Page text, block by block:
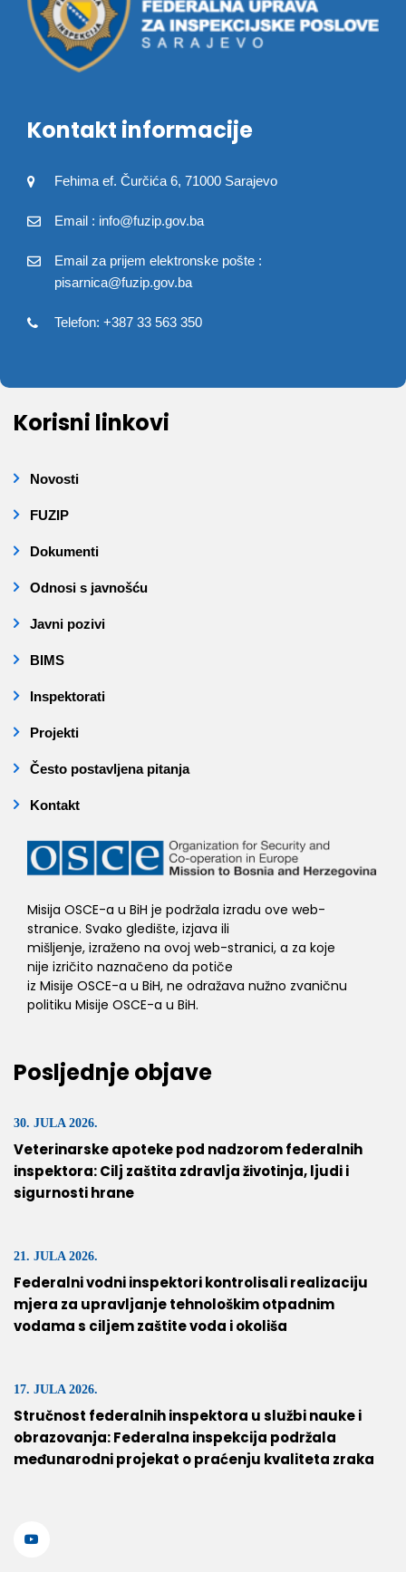
Kontakt informacije
Fehima ef. Čurčića 6, 71000 Sarajevo
Email : info@fuzip.gov.ba
Email za prijem elektronske pošte :
pisarnica@fuzip.gov.ba
Telefon: +387 33 563 350
Korisni linkovi
Novosti
FUZIP
Dokumenti
Odnosi s javnošću
Javni pozivi
BIMS
Inspektorati
Projekti
Često postavljena pitanja
Kontakt
Misija OSCE-a u BiH je podržala izradu ove web-
stranice. Svako gledište, izjava ili
mišljenje, izraženo na ovoj web-stranici, a za koje
nije izričito naznačeno da potiče
iz Misije OSCE-a u BiH, ne odražava nužno zvaničnu
politiku Misije OSCE-a u BiH.
Posljednje objave
30. JULA 2026.
Veterinarske apoteke pod nadzorom federalnih
inspektora: Cilj zaštita zdravlja životinja, ljudi i
sigurnosti hrane
21. JULA 2026.
Federalni vodni inspektori kontrolisali realizaciju
mjera za upravljanje tehnološkim otpadnim
vodama s ciljem zaštite voda i okoliša
17. JULA 2026.
Stručnost federalnih inspektora u službi nauke i
obrazovanja: Federalna inspekcija podržala
međunarodni projekat o praćenju kvaliteta zraka